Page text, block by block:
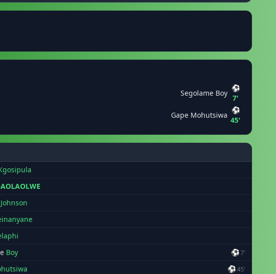
Segolame Boy
⚽
7'
Gape Mohutsiwa
⚽
45'
Johnson
Boy ⚽7'
⚽45'